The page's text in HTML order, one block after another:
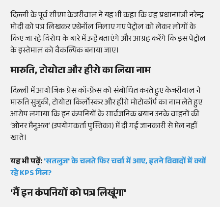
दिल्ली के पूर्व सीएम केजरीवाल ने यह भी कहा कि वह प्रधानमंत्री नरेन्द्र
मोदी को पत्र लिखकर एथेनॉल मिलाए गए पेट्रोल को लेकर लोगों के
किए जा रहे विरोध के बारे में उन्हें बताएंगे और आग्रह करेंगे कि इस पेट्रोल
के इस्तेमाल को वैकल्पिक बनाया जाए।
मारुति, टोयोटा और हीरो का लिया नाम
दिल्ली में आयोजिक प्रेस कॉन्फ्रेंस को संबोधित करते हुए केजरीवाल ने
मारुति सुजुकी, टोयोटा किर्लोस्कर और हीरो मोटोकॉर्प का नाम लेते हुए
आरोप लगाया कि इन कंपनियों के सार्वजनिक बयान उनके वाहनों की
‘ओनर मैनुअल’ (उपयोगकर्ता पुस्तिका) में दी गई जानकारी से मेल नहीं
खाते।
यह भी पढ़ें:'सतलुज' के चलते फिर चर्चा में आए, इतने विवादों में क्यों
रहे KPS गिल?
'मैं इन कंपनियों को पत्र लिखूंगा'